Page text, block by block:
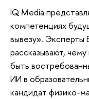
IQ Media
компетенциях
вывезу».
рассказывают,
быть
ИИ в
кандидат физико-